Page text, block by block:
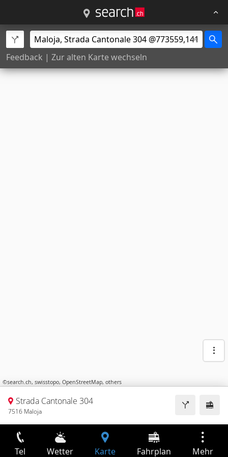
Feedback | Zur alten Karte wechseln
©search.ch, swisstopo, OpenStreetMap, others
Strada Cantonale 304
7516 Maloja
Tel Wetter Karte Fahrplan Mehr